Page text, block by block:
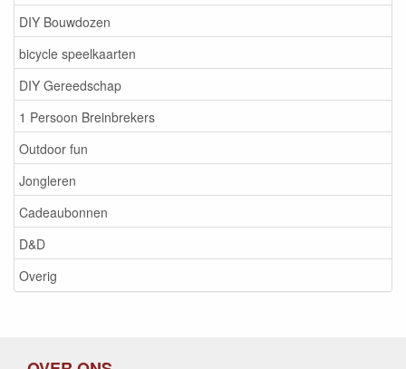
DIY Bouwdozen
bicycle speelkaarten
DIY Gereedschap
1 Persoon Breinbrekers
Outdoor fun
Jongleren
Cadeaubonnen
D&D
Overig